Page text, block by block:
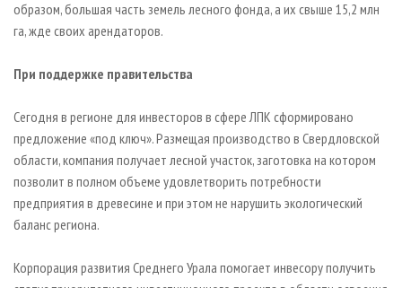
образом, большая часть земель лесного фонда, а их свыше 15,2 млн
га, жде своих арендаторов.
При поддержке правительства
Сегодня в регионе для инвесторов в сфере ЛПК сформировано
предложение «под ключ». Размещая производство в Свердловской
области, компания получает лесной участок, заготовка на котором
позволит в полном объеме удовлетворить потребности
предприятия в древесине и при этом не нарушить экологический
баланс региона.
Корпорация развития Среднего Урала помогает инвесору получить